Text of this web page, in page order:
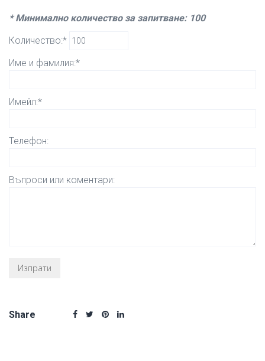
* Минимално количество за запитване: 100
Количество:*
Име и фамилия:*
Имейл:*
Телефон:
Въпроси или коментари:
Share